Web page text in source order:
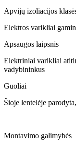
Apvijų izoliacijos
Elektros varikliai
Apsaugos laipsnis
Elektriniai varikliai
vadybininkus
Guoliai
Šioje lentelėje
Montavimo galimybės